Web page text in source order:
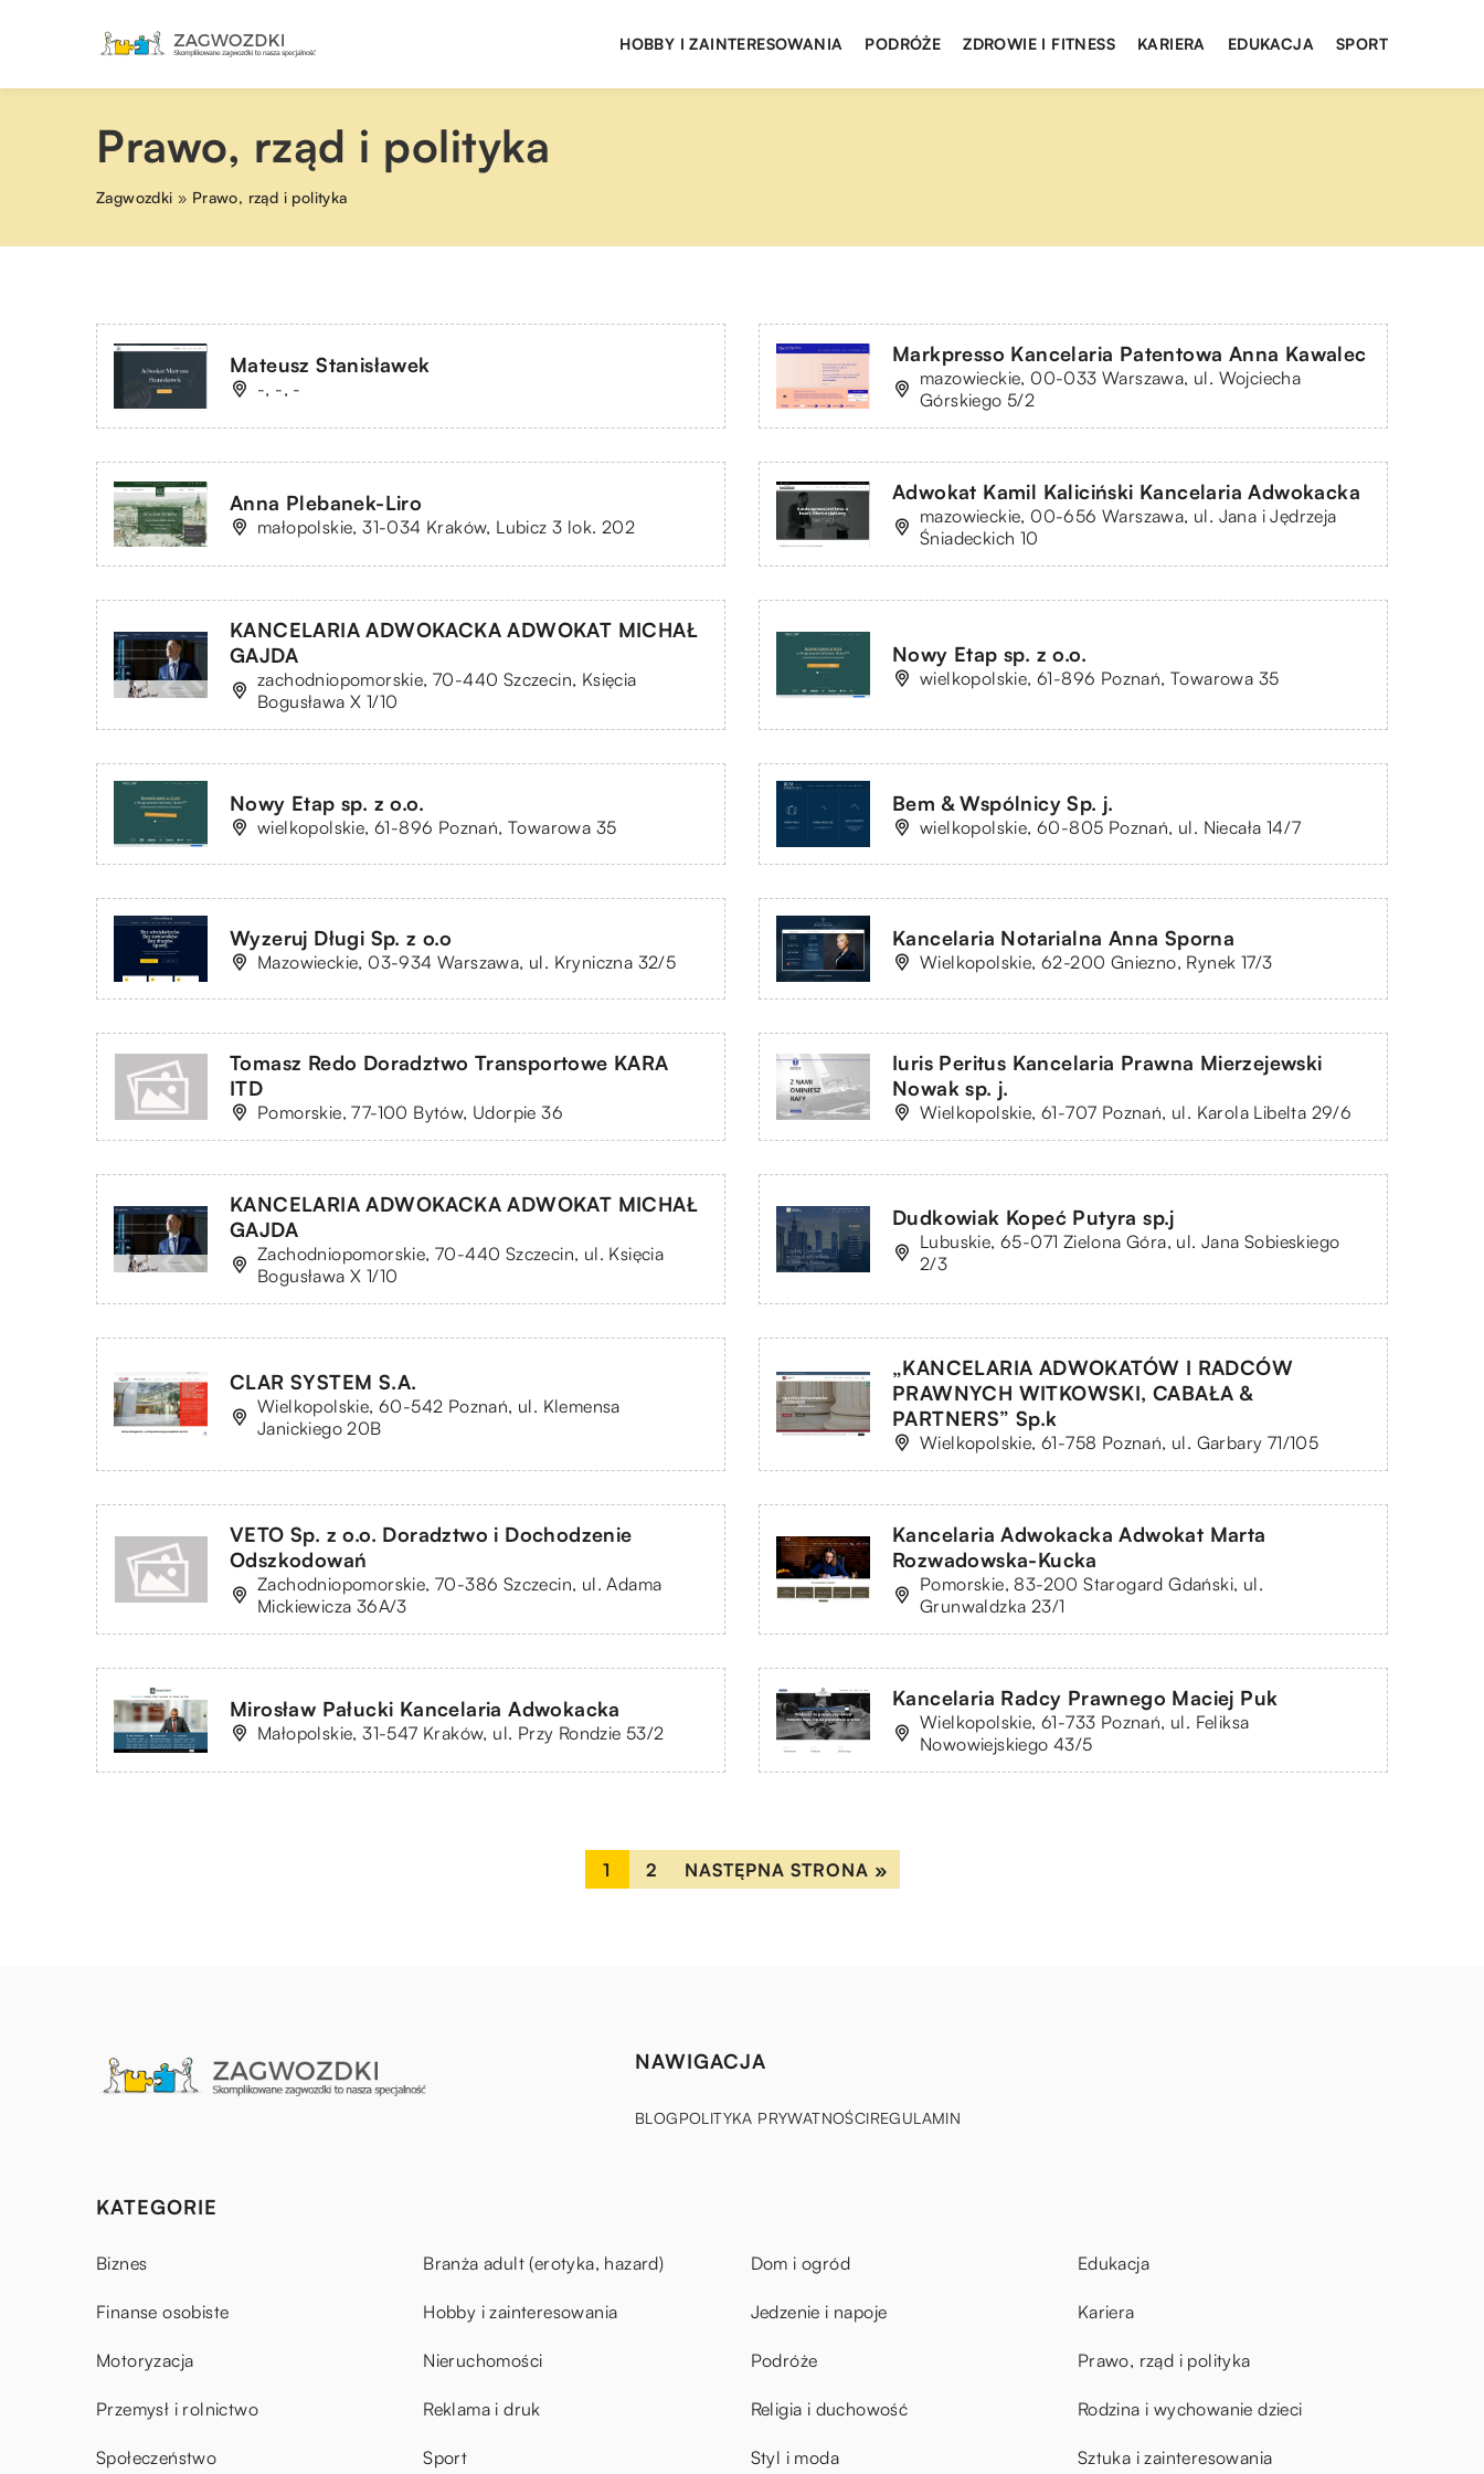
HOBBY I ZAINTERESOWANIA PODRÓŻE ZDROWIE I FITNESS KARIERA EDUKACJA SPORT
Prawo, rząd i polityka
Zagwozdki » Prawo, rząd i polityka
Mateusz Stanisławek
-, -, -
Markpresso Kancelaria Patentowa Anna Kawalec
mazowieckie, 00-033 Warszawa, ul. Wojciecha
Górskiego 5/2
Anna Plebanek-Liro
małopolskie, 31-034 Kraków, Lubicz 3 lok. 202
Adwokat Kamil Kaliciński Kancelaria Adwokacka
mazowieckie, 00-656 Warszawa, ul. Jana i Jędrzeja
Śniadeckich 10
KANCELARIA ADWOKACKA ADWOKAT MICHAŁ
GAJDA
zachodniopomorskie, 70-440 Szczecin, Księcia
Bogusława X 1/10
Nowy Etap sp. z o.o.
wielkopolskie, 61-896 Poznań, Towarowa 35
Nowy Etap sp. z o.o.
wielkopolskie, 61-896 Poznań, Towarowa 35
Bem & Wspólnicy Sp. j.
wielkopolskie, 60-805 Poznań, ul. Niecała 14/7
Wyzeruj Długi Sp. z o.o
Mazowieckie, 03-934 Warszawa, ul. Kryniczna 32/5
Kancelaria Notarialna Anna Sporna
Wielkopolskie, 62-200 Gniezno, Rynek 17/3
Tomasz Redo Doradztwo Transportowe KARA
ITD
Pomorskie, 77-100 Bytów, Udorpie 36
Iuris Peritus Kancelaria Prawna Mierzejewski
Nowak sp. j.
Wielkopolskie, 61-707 Poznań, ul. Karola Libelta 29/6
KANCELARIA ADWOKACKA ADWOKAT MICHAŁ
GAJDA
Zachodniopomorskie, 70-440 Szczecin, ul. Księcia
Bogusława X 1/10
Dudkowiak Kopeć Putyra sp.j
Lubuskie, 65-071 Zielona Góra, ul. Jana Sobieskiego
2/3
CLAR SYSTEM S.A.
Wielkopolskie, 60-542 Poznań, ul. Klemensa
Janickiego 20B
„KANCELARIA ADWOKATÓW I RADCÓW
PRAWNYCH WITKOWSKI, CABAŁA &
PARTNERS” Sp.k
Wielkopolskie, 61-758 Poznań, ul. Garbary 71/105
VETO Sp. z o.o. Doradztwo i Dochodzenie
Odszkodowań
Zachodniopomorskie, 70-386 Szczecin, ul. Adama
Mickiewicza 36A/3
Kancelaria Adwokacka Adwokat Marta
Rozwadowska-Kucka
Pomorskie, 83-200 Starogard Gdański, ul.
Grunwaldzka 23/1
Mirosław Pałucki Kancelaria Adwokacka
Małopolskie, 31-547 Kraków, ul. Przy Rondzie 53/2
Kancelaria Radcy Prawnego Maciej Puk
Wielkopolskie, 61-733 Poznań, ul. Feliksa
Nowowiejskiego 43/5
1 2 NASTĘPNA STRONA »
NAWIGACJA
BLOGPOLITYKA PRYWATNOŚCIREGULAMIN
KATEGORIE
Biznes Branża adult (erotyka, hazard) Dom i ogród Edukacja
Finanse osobiste Hobby i zainteresowania Jedzenie i napoje Kariera
Motoryzacja Nieruchomości Podróże Prawo, rząd i polityka
Przemysł i rolnictwo Reklama i druk Religia i duchowość Rodzina i wychowanie dzieci
Społeczeństwo Sport Styl i moda Sztuka i zainteresowania